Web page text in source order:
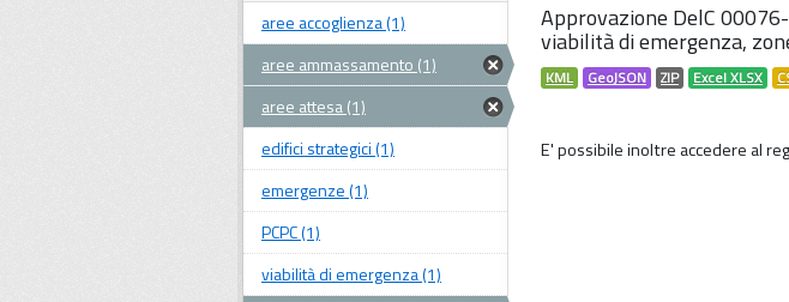
Approvazione DelC
viabilità di emergenza,
KML GeoJSON ZIP Excel XLSX
E' possibile inoltre accedere al
aree accoglienza (1)
aree ammassamento (1)
aree attesa (1)
edifici strategici (1)
emergenze (1)
PCPC (1)
viabilità di emergenza (1)